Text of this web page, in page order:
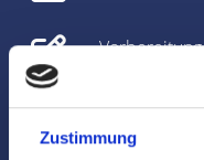
ZustimmungNotartermins